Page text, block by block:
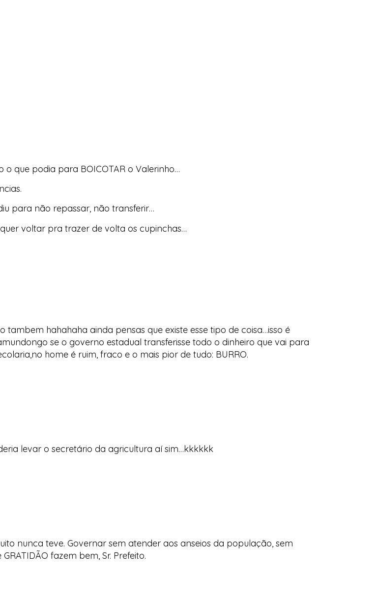
o que podia para BOICOTAR o Valerinho…
para não repassar, não transferir…
voltar pra trazer de volta os cupinchas…
hahahaha ainda pensas que existe esse tipo de coisa…isso é
se o governo estadual transferisse todo o dinheiro que vai para
home é ruim, fraco e o mais pior de tudo: BURRO.
levar o secretário da agricultura aí sim…kkkkkk
nunca teve. Governar sem atender aos anseios da população, sem
fazem bem, Sr. Prefeito.